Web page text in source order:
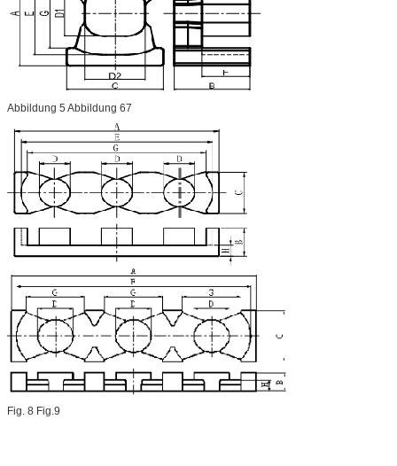
Abbildung 5 Abbildung 67
Fig. 8 Fig.9